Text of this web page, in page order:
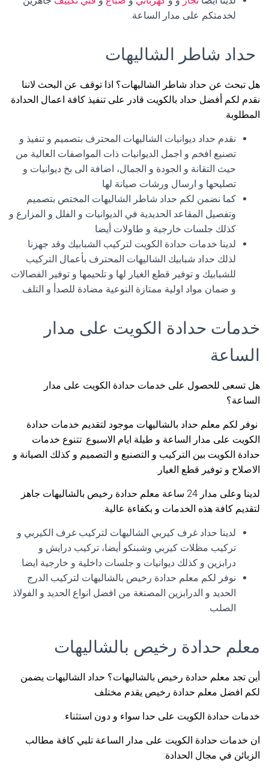
لخدمتكم على مدار الساعة.
حداد شاطر الشاليهات
هل تبحث عن حداد شاطر الشاليهات؟ اذا توقف عن البحث لاننا
نقدم لكم أفضل حداد بالكويت قادر على تنفيذ كافة اعمال الحدادة
المطلوبة.
نقدم حداد ديوانيات الشاليهات المحترف بتصميم و تنفيذ و
تصنيع افخم و اجمل الديوانيات ذات المواصفات العالية من
حيث التقانة و الجودة و الجمال، اضافة الى بخ ديوانيات و
تصليحها و ارسال ورشات صيانة لها.
كما نضمن لكم حداد شاطر الشاليهات المختص بتصميم
وتفصيل المقاعد الحديدية في الديوانيات و الفلل و المزارع و
كذلك جلسات خارجية و طاولات أيضا.
لدينا خدمات حدادة الكويت لتركيب الشبابيك وقد جهزنا
لذلك حداد شبابيك الشاليهات المحترف بأعمال التركيب
للشبابيك و توفير قطع الغيار لها و تلحيمها و توفير الفصالات
و ضمان مواد اولية ممتازة النوعية مضادة للصدأ و التلف.
خدمات حدادة الكويت على مدار
الساعة
هل تسعى للحصول على خدمات حدادة الكويت على مدار
الساعة؟
نوفر لكم معلم حداد بالشاليهات موجود لتقديم خدمات حدادة
الكويت على مدار الساعة و طيلة ايام الاسبوع. تتنوع خدمات
حدادة الكويت بين التركيب و التصنيع و التصميم و كذلك الصيانة و
الاصلاح و توفير قطع الغيار.
لدينا وعلى مدار 24 ساعة معلم حدادة رخيص بالشاليهات جاهز
لتقديم كافة هذه الخدمات و بكفاءة عالية.
لدينا حداد غرف كيربي الشاليهات لتركيب غرف الكيربي و
تركيب مظلات كيربي وشبنكو أيضا، تركيب درايش و
درابزين و كذلك ديوانيات و جلسات داخلية و خارجية ايضا.
نوفر لكم معلم حدادة رخيص بالشاليهات لتركيب الدرج
الحديد و الدرابزين المصنغة من افضل انواع الحديد و الفولاذ
الصلب.
معلم حدادة رخيص بالشاليهات
أين تجد معلم حدادة رخيص بالشاليهات؟ حداد الشاليهات يضمن
لكم افضل معلم حدادة رخيص يقدم مختلف
خدمات حدادة الكويت على حدا سواء و دون استثناء.
ان خدمات حدادة الكويت على مدار الساعة تلبي كافة مطالب
الزبائن في مجال الحدادة: